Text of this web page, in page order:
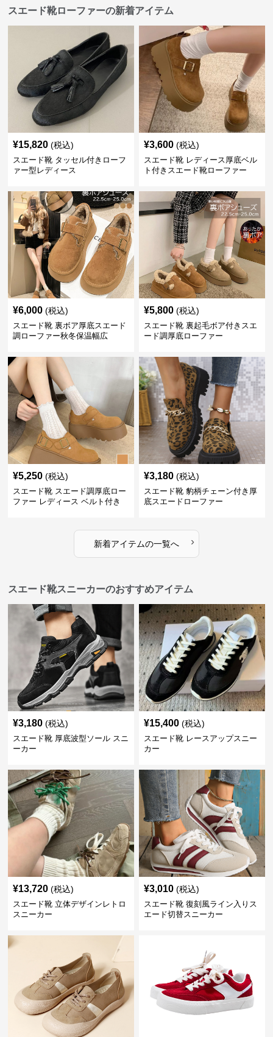
スエード靴ローファーの新着アイテム
¥15,820 (税込)
スエード靴 タッセル付きローフ
ァー型レディース
¥3,600 (税込)
スエード靴 レディース厚底ベル
ト付きスエード靴ローファー
¥6,000 (税込)
スエード靴 裏ボア厚底スエード
調ローファー秋冬保温幅広
¥5,800 (税込)
スエード靴 裏起毛ボア付きスエ
ード調厚底ローファー
¥5,250 (税込)
スエード靴 スエード調厚底ロー
ファー レディース ベルト付き
¥3,180 (税込)
スエード靴 豹柄チェーン付き厚
底スエードローファー
新着アイテムの一覧へ ›
スエード靴スニーカーのおすすめアイテム
¥3,180 (税込)
スエード靴 厚底波型ソール スニ
ーカー
¥15,400 (税込)
スエード靴 レースアップスニー
カー
¥13,720 (税込)
スエード靴 立体デザインレトロ
スニーカー
¥3,010 (税込)
スエード靴 復刻風ライン入りス
エード切替スニーカー